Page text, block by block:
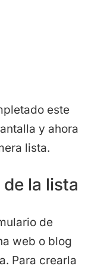
este
y ahora
lista.
la lista
de
web o blog
Para crearla